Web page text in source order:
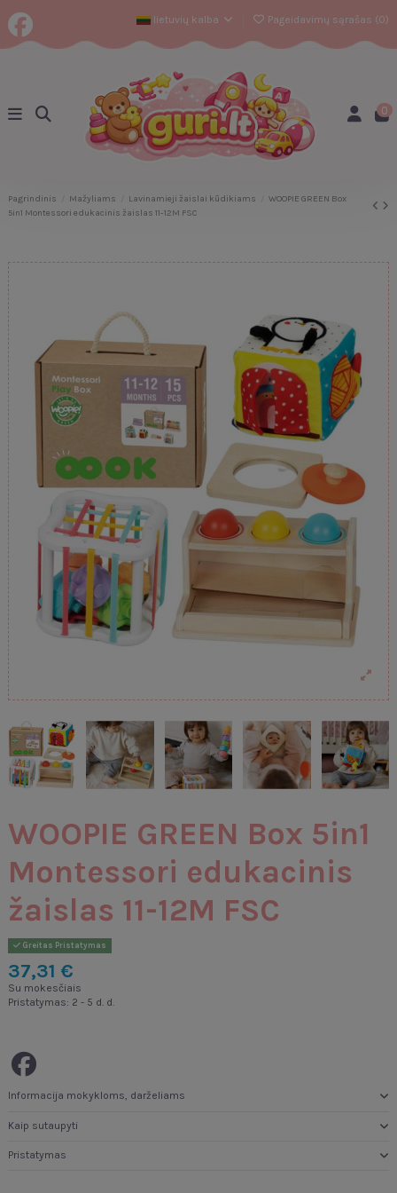
lietuvių kalba Pageidavimų sąrašas (0)
0
Pagrindinis Mažyliams Lavinamieji žaislai kūdikiams
WOOPIE GREEN Box
5in1 Montessori edukacinis žaislas 11-12M FSC
WOOPIE GREEN Box 5in1
Montessori edukacinis
žaislas 11-12M FSC
Greitas Pristatymas
37,31 €
Su mokesčiais
Pristatymas: 2 - 5 d. d.
Informacija mokykloms, darželiams
Kaip sutaupyti
Pristatymas